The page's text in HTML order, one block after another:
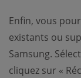
Enfin, vous
existants ou
Samsung.
cliquez sur «